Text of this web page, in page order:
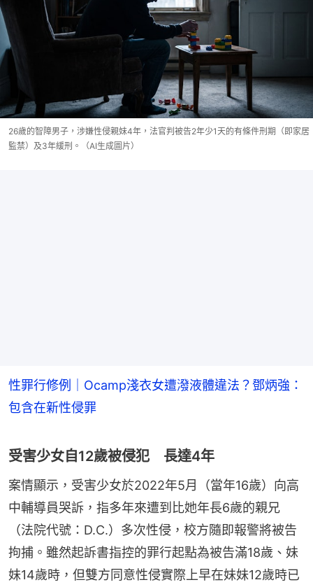
26歲的智障男子，涉嫌性侵親妹4年，法官判被告2年少1天的有條件刑期（即家居
監禁）及3年緩刑。（AI生成圖片）
性罪行修例｜Ocamp淺衣女遭潑液體違法？鄧炳強：
包含在新性侵罪
受害少女自12歲被侵犯 長達4年
案情顯示，受害少女於2022年5月（當年16歲）向高
中輔導員哭訴，指多年來遭到比她年長6歲的親兄
（法院代號：D.C.）多次性侵，校方隨即報警將被告
拘捕。雖然起訴書指控的罪行起點為被告滿18歲、妹
妹14歲時，但雙方同意性侵實際上早在妹妹12歲時已